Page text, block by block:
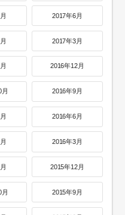
2017年6月
2017年3月
2016年12月
2016年9月
2016年6月
2016年3月
2015年12月
2015年9月